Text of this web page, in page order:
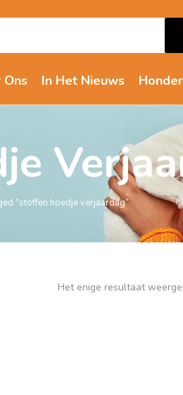
Ons In Het Nieuws
“stoffen hoedje verjaardag”
Het enige resultaat